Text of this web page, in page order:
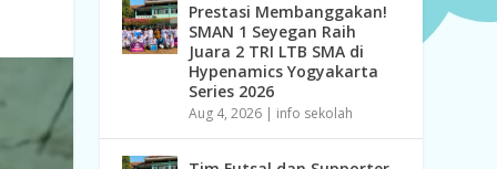
Prestasi Membanggakan!
SMAN 1 Seyegan Raih
Juara 2 TRI LTB SMA di
Hypenamics Yogyakarta
Series 2026
Aug 4, 2026 | info sekolah